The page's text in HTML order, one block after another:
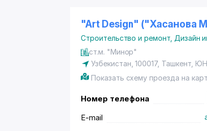
"Art Design" ("Хасанова
Строительство и ремонт, Дизайн
ст.м. "Минор"
Узбекистан, 100017, Ташкент,
Показать схему проезда на
Номер телефона
E-mail